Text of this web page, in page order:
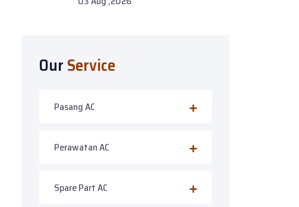
OurService
Pasang AC
Perawatan AC
Spare Part AC